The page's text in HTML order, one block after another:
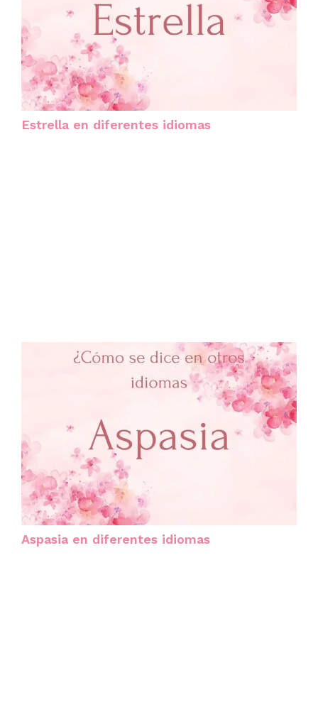
Estrella en diferentes idiomas
Aspasia en diferentes idiomas